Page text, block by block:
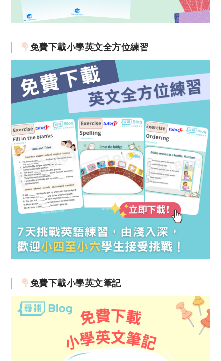
免費下載小學英文全方位練習
免費下載小學英文筆記